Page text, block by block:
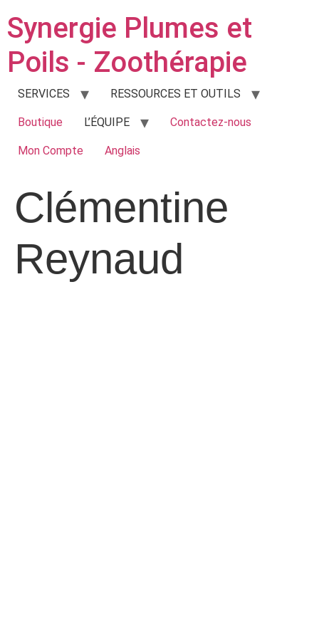
Synergie Plumes et
Poils - Zoothérapie
SERVICES RESSOURCES ET OUTILS
Boutique L’ÉQUIPE Contactez-nous
Mon Compte Anglais
Clémentine
Reynaud